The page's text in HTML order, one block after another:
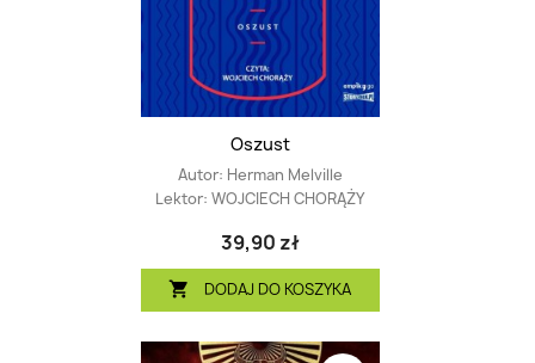
Oszust
Autor: Herman Melville
Lektor: WOJCIECH CHORĄŻY
39,90 zł
 DODAJ DO KOSZYKA